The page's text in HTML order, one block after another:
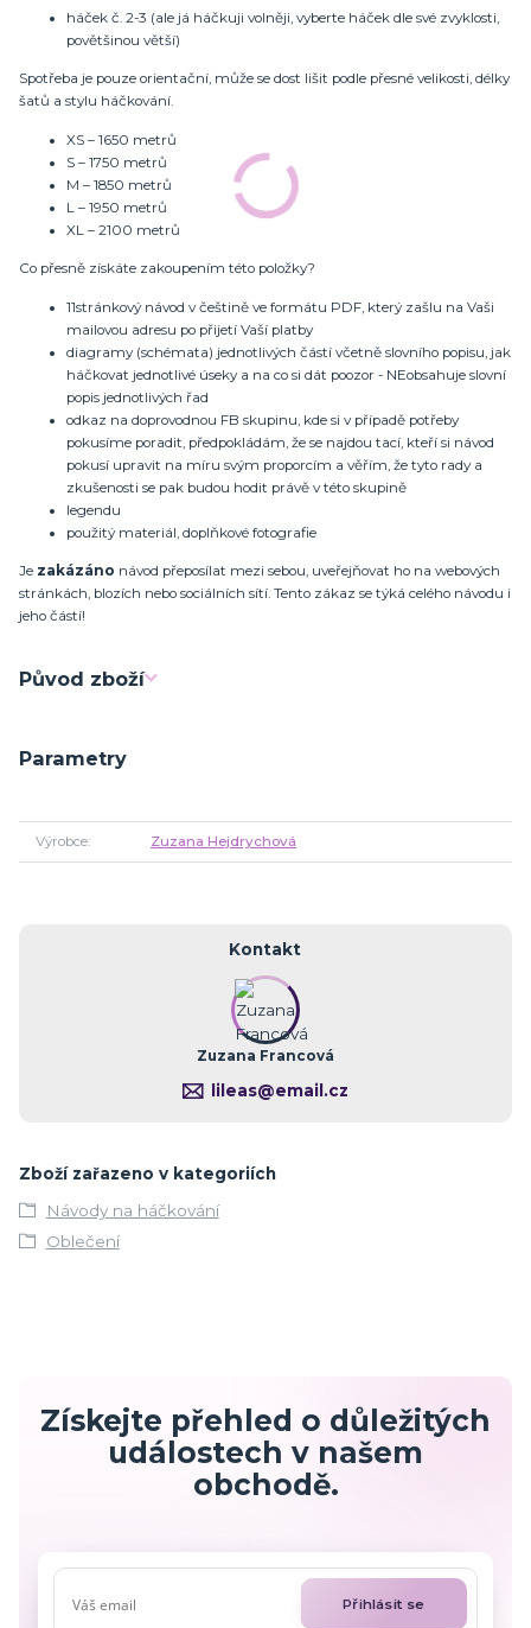
háček č. 2-3 (ale já háčkuji volněji, vyberte háček dle své zvyklosti,
povětšinou větší)
Spotřeba je pouze orientační, může se dost lišit podle přesné velikosti, délky
šatů a stylu háčkování.
XS – 1650 metrů
S – 1750 metrů
M – 1850 metrů
L – 1950 metrů
XL – 2100 metrů
Co přesně získáte zakoupením této položky?
11stránkový návod v češtině ve formátu PDF, který zašlu na Vaši
mailovou adresu po přijetí Vaší platby
diagramy (schémata) jednotlivých částí včetně slovního popisu, jak
háčkovat jednotlivé úseky a na co si dát poozor - NEobsahuje slovní
popis jednotlivých řad
odkaz na doprovodnou FB skupinu, kde si v případě potřeby
pokusíme poradit, předpokládám, že se najdou tací, kteří si návod
pokusí upravit na míru svým proporcím a věřím, že tyto rady a
zkušenosti se pak budou hodit právě v této skupině
legendu
použitý materiál, doplňkové fotografie
Je zakázáno návod přeposílat mezi sebou, uveřejňovat ho na webových
stránkách, blozích nebo sociálních sítí. Tento zákaz se týká celého návodu i
jeho částí!
Původ zboží
Parametry
Výrobce Zuzana Hejdrychová
Kontakt
Zuzana Francová
lileas@email.cz
Zboží zařazeno v kategoriích
Návody na háčkování
Oblečení
Získejte přehled o důležitých
událostech v našem
obchodě.
Přihlásit se